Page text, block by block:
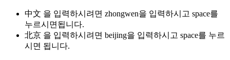
中文 을 입력하시려면 zhongwen을 입력하시고 space를
누르시면됩니다.
北京 을 입력하시려면 beijing을 입력하시고 space를 누르
시면 됩니다.